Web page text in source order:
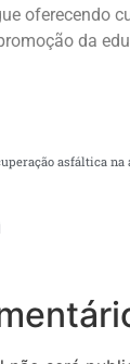
oferecendo
da